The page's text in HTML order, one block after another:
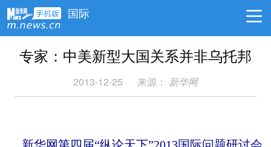
国际
专家：中美新型大国关系并非乌托邦
2013-12-25 来源： 新华网